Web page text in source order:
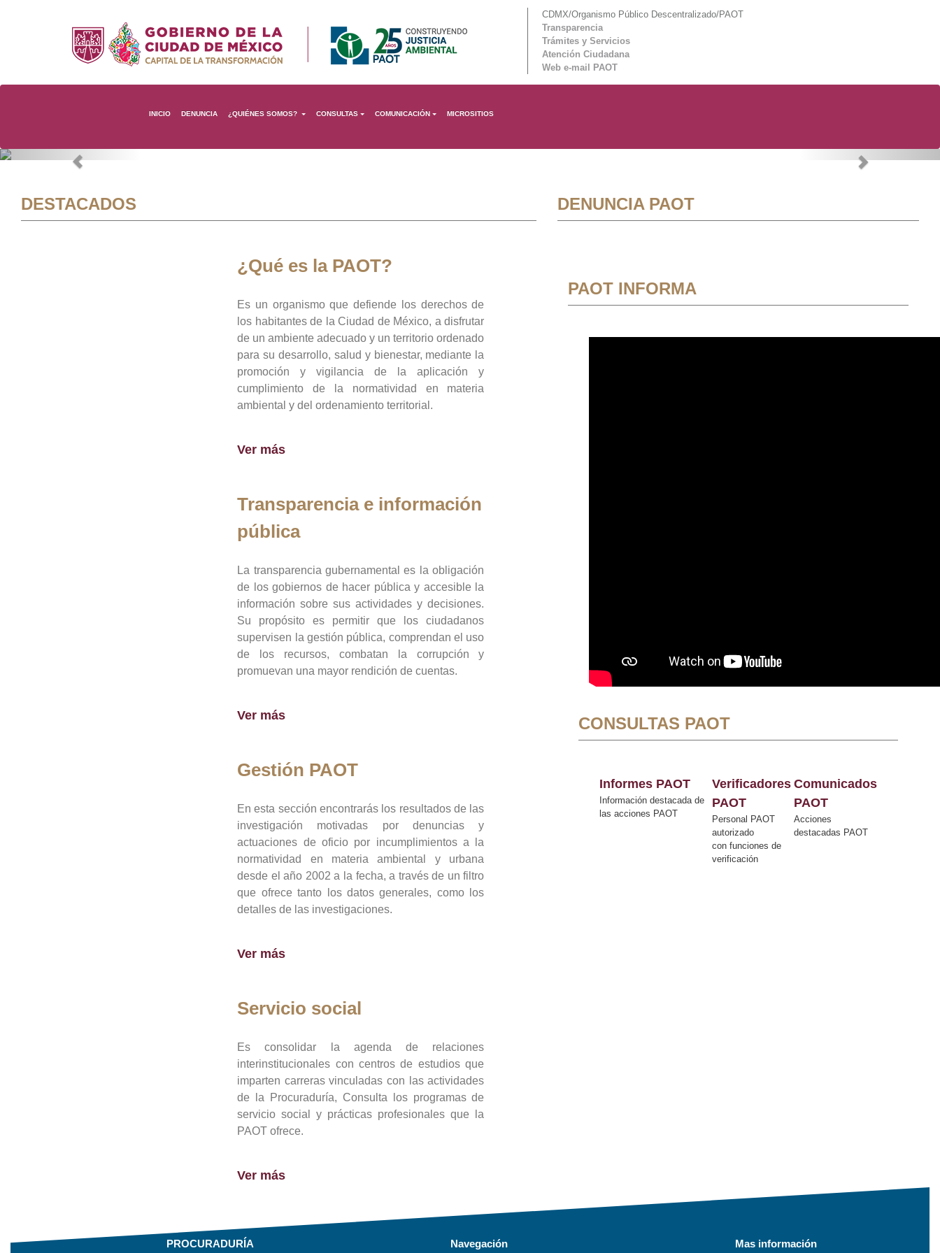
CDMX/Organismo Público Descentralizado/PAOT
Transparencia
Trámites y Servicios
Atención Ciudadana
Web e-mail PAOT
INICIO DENUNCIA ¿QUIÉNES SOMOS? CONSULTAS COMUNICACIÓN MICROSITIOS
Previous Next
DESTACADOS
¿Qué es la PAOT?
Es un organismo que defiende los derechos de
los habitantes de la Ciudad de México, a disfrutar
de un ambiente adecuado y un territorio ordenado
para su desarrollo, salud y bienestar, mediante la
promoción y vigilancia de la aplicación y
cumplimiento de la normatividad en materia
ambiental y del ordenamiento territorial.
Ver más
Transparencia e información
pública
La transparencia gubernamental es la obligación
de los gobiernos de hacer pública y accesible la
información sobre sus actividades y decisiones.
Su propósito es permitir que los ciudadanos
supervisen la gestión pública, comprendan el uso
de los recursos, combatan la corrupción y
promuevan una mayor rendición de cuentas.
Ver más
Gestión PAOT
En esta sección encontrarás los resultados de las
investigación motivadas por denuncias y
actuaciones de oficio por incumplimientos a la
normatividad en materia ambiental y urbana
desde el año 2002 a la fecha, a través de un filtro
que ofrece tanto los datos generales, como los
detalles de las investigaciones.
Ver más
Servicio social
Es consolidar la agenda de relaciones
interinstitucionales con centros de estudios que
imparten carreras vinculadas con las actividades
de la Procuraduría, Consulta los programas de
servicio social y prácticas profesionales que la
PAOT ofrece.
Ver más
DENUNCIA PAOT
PAOT INFORMA
CONSULTAS PAOT
Informes PAOT
Información destacada de
las acciones PAOT
Verificadores
PAOT
Personal PAOT
autorizado
con funciones de
verificación
Comunicados
PAOT
Acciones
destacadas PAOT
PROCURADURÍA Navegación Mas información